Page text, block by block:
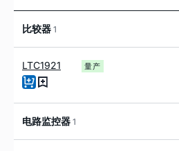
比较器 1
LTC1921 量产
电路监控器 1